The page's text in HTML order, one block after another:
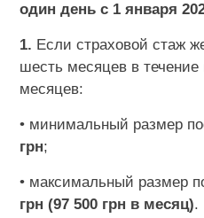
один день с 1 января
1. Если страховой стаж
шесть месяцев в
месяцев:
• минимальный размер
грн;
• максимальный размер
грн (97 500 грн в месяц).